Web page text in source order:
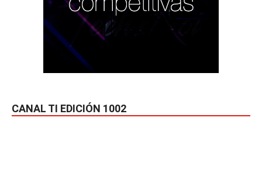
CANAL TI EDICIÓN 1002